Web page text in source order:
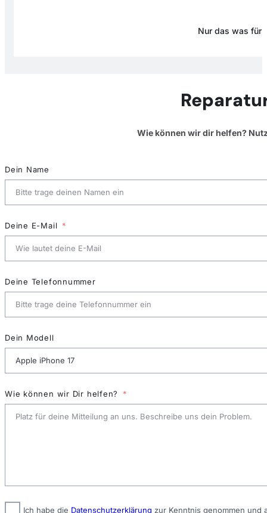
Nur das was für
Wie können wir dir helfen?
Dein Name
Deine E-Mail
Deine Telefonnummer
Dein Modell
Wie können wir Dir helfen?
Ich habe die Datenschutzerklärung zur Kenntnis genommen und